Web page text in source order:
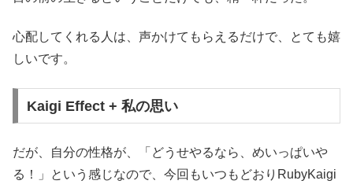
心配してくれる人は、声かけてもらえるだけで、とても嬉
しいです。
Kaigi Effect + 私の思い
だが、自分の性格が、「どうせやるなら、めいっぱいや
る！」という感じなので、今回もいつもどおりRubyKaigi